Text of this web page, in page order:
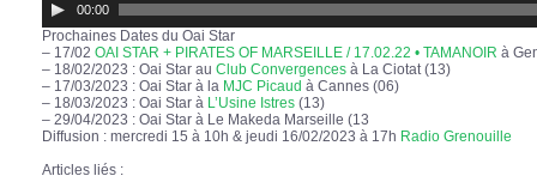
audio00:00
Prochaines Dates du Oai Star
– 17/02 OAI STAR + PIRATES OF MARSEILLE / 17.02.22 • TAMANOIR à
– 18/02/2023 : Oai Star au Club Convergences à La Ciotat (13)
– 17/03/2023 : Oai Star à la MJC Picaud à Cannes (06)
– 18/03/2023 : Oai Star à L’Usine Istres (13)
– 29/04/2023 : Oai Star à Le Makeda Marseille (13
Diffusion : mercredi 15 à 10h & jeudi 16/02/2023 à 17h Radio Grenouille
Articles liés :